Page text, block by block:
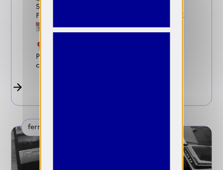
5 000 euros est une exposition à la
Fondation François Sommer en février 2027.
Dates de candidature :15 octobre 2026
Photographes du monde entier, amateurs
comme professionnels
fermée